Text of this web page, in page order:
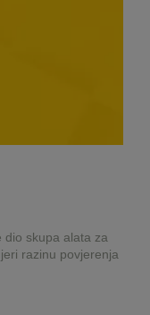
dio skupa alata za
razinu povjerenja